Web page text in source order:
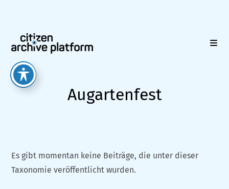
springen
Augartenfest
Es gibt momentan keine Beiträge, die unter dieser
Taxonomie veröffentlicht wurden.